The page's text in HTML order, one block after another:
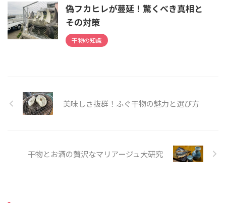
偽フカヒレが蔓延！驚くべき真相と
その対策
干物の知識
美味しさ抜群！ふぐ干物の魅力と選び方
干物とお酒の贅沢なマリアージュ大研究